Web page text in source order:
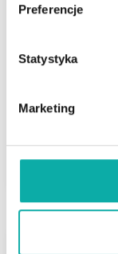
Preferencje
Statystyka
Marketing
o
roku,
2
466